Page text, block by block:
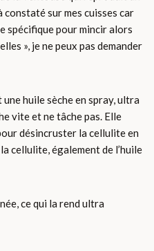
sur mes cuisses car
spécifique pour mincir alors
», je ne peux pas demander
huile sèche en spray, ultra
vite et ne tâche pas. Elle
désincruster la cellulite en
cellulite, également de l’huile
ce qui la rend ultra